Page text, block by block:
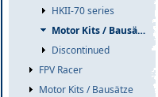
HKII-70 series
Motor Kits / Bausätze
Discontinued
FPV Racer
Motor Kits / Bausätze